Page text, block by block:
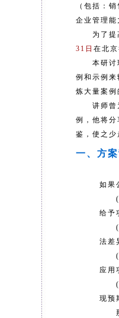
（包括：
企业管理
为了提高
31日 在北
本研讨班
例和示例
炼大量案
讲师曾为
例，他将
鉴，使之
一、方案
如果
(1)
给予
(2)
法差
(3)
应用
(4)
现预
那